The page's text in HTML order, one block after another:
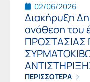
02/06/2026
Διακήρυξη
ανάθεση του
ΠΕΡΙΣΣΟΤΕΡΑ